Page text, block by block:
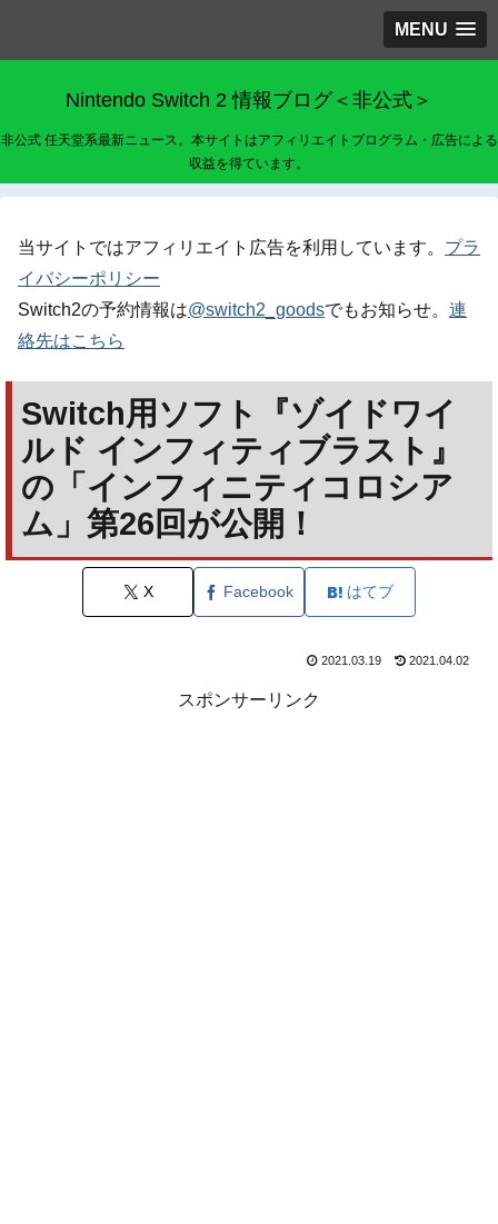
MENU
Nintendo Switch 2 情報ブログ＜非公式＞
非公式 任天堂系最新ニュース。本サイトはアフィリエイトプログラム・広告による
収益を得ています。
当サイトではアフィリエイト広告を利用しています。 プラ
イバシーポリシー
Switch2の予約情報は@switch2_goodsでもお知らせ。 連
絡先はこちら
Switch用ソフト『ゾイドワイ
ルド インフィティブラスト』
の「インフィニティコロシア
ム」第26回が公開！
X Facebook はてブ
2021.03.19 2021.04.02
スポンサーリンク